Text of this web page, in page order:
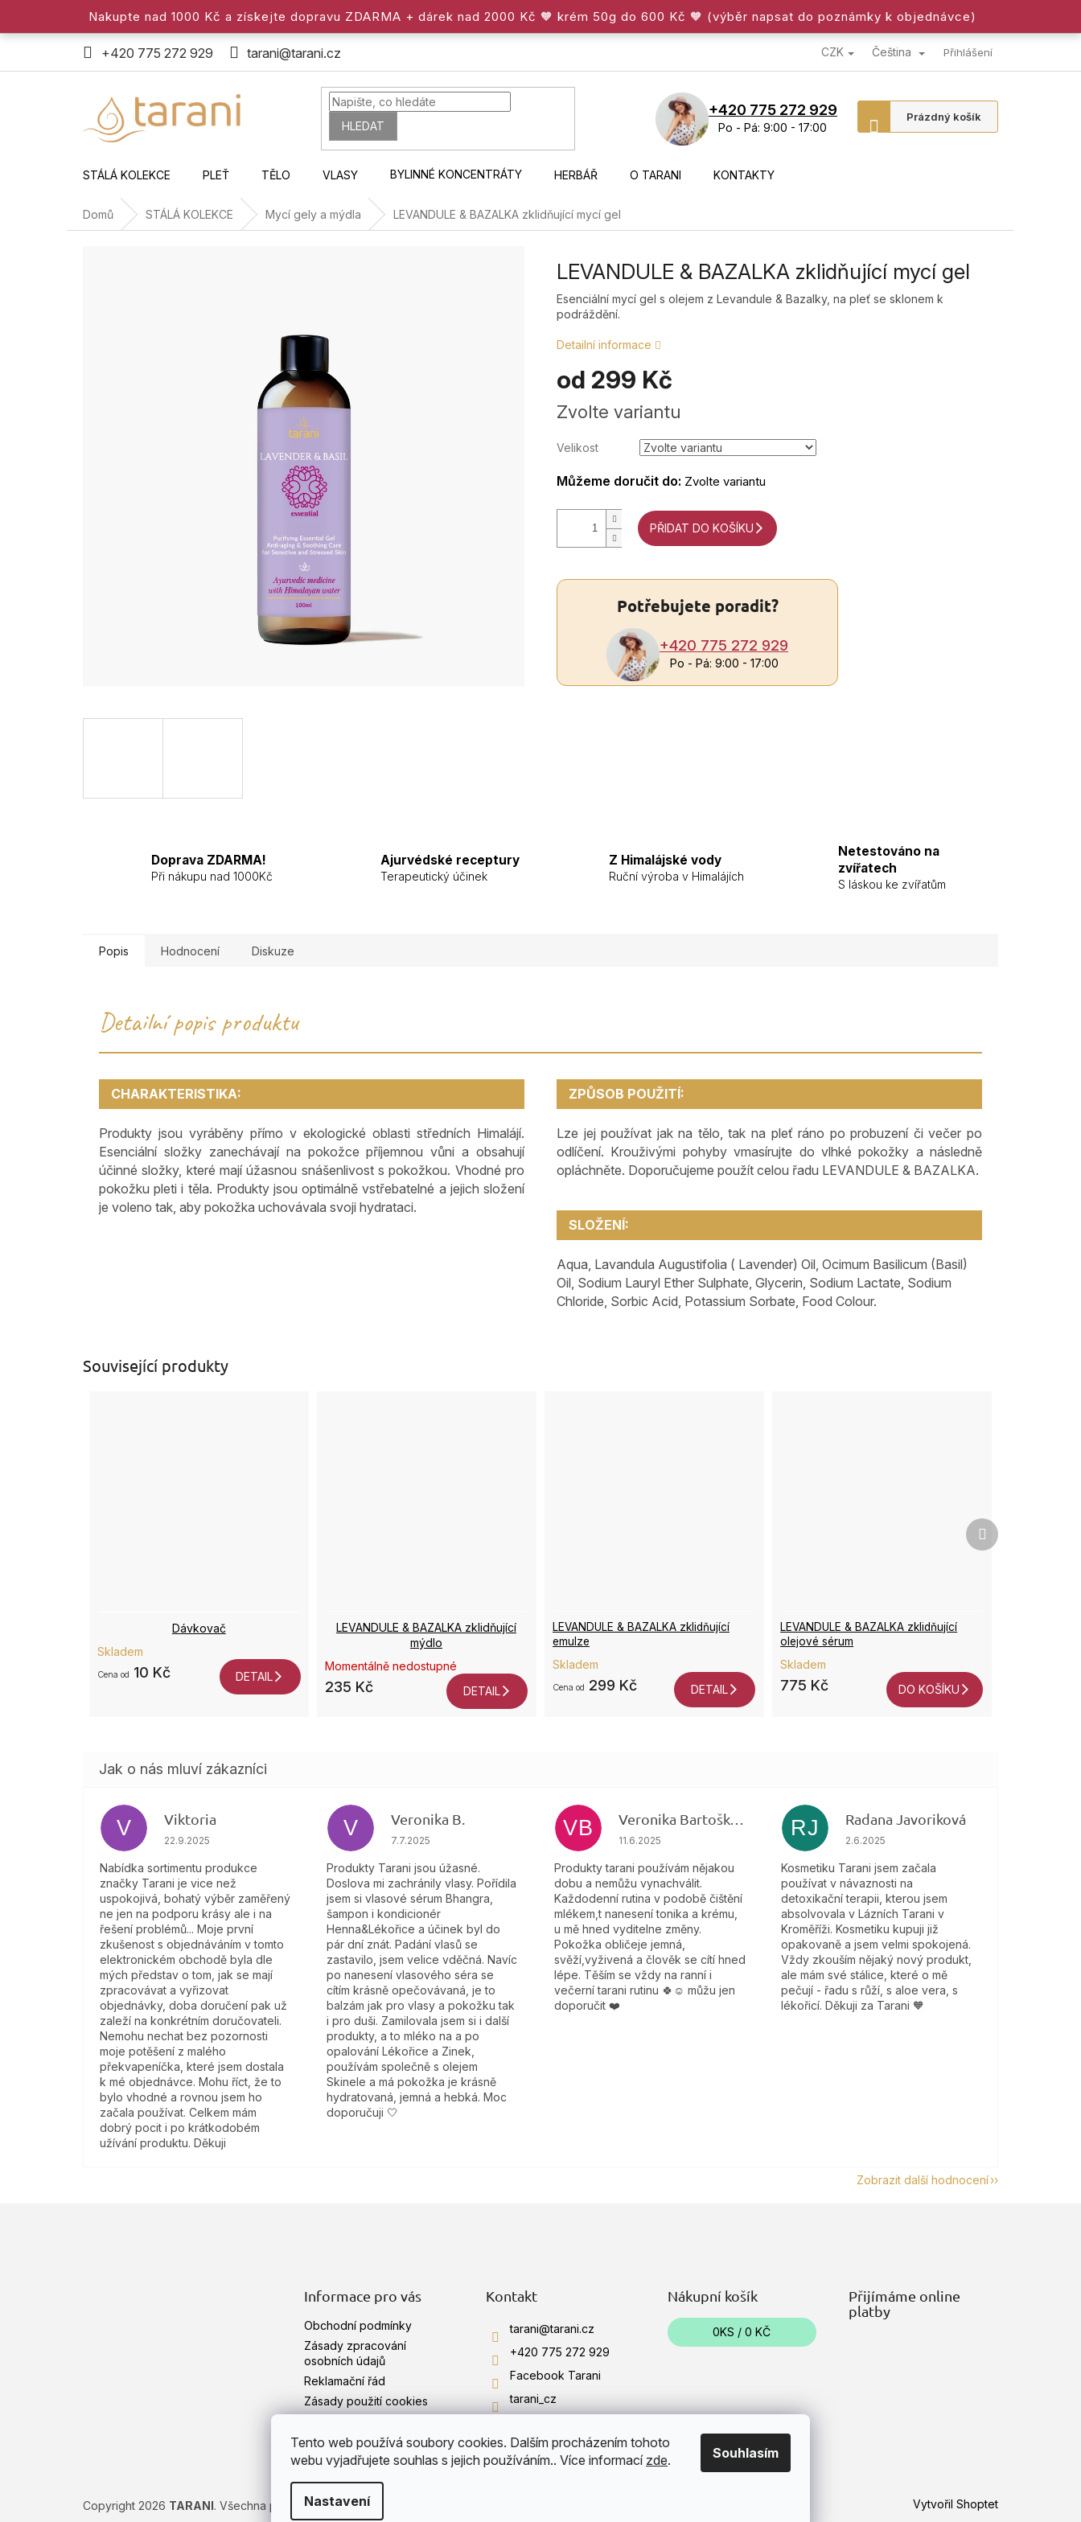
Tento web používá soubory cookies. Dalším procházením tohoto
webu vyjadřujete souhlas s jejich používáním.. Více informací zde.
Nastavení
Souhlasím
obsah
Nakupte nad 1000 Kč a získejte dopravu ZDARMA + dárek nad 2000 Kč 🧡 krém 50g do 600 Kč 🧡 (výběr napsat do poznámky k objednávce)
+420 775 272 929 tarani@tarani.cz CZK Čeština Přihlášení
HLEDAT
+420 775 272 929
Po - Pá: 9:00 - 17:00
Nákupní
košík
Prázdný košík
STÁLÁ KOLEKCE PLEŤ TĚLO VLASY BYLINNÉ KONCENTRÁTY HERBÁŘ O TARANI KONTAKTY
Domů STÁLÁ KOLEKCE Mycí gely a mýdla LEVANDULE & BAZALKA zklidňující mycí gel
LEVANDULE & BAZALKA zklidňující mycí gel
Esenciální mycí gel s olejem z Levandule & Bazalky, na pleť se sklonem k
podráždění.
Detailní informace
od 299 Kč
Měrná
cena:
Zvolte variantu
Velikost
Můžeme doručit do: Zvolte variantu
PŘIDAT DO KOŠÍKU
Potřebujete poradit?
+420 775 272 929
Po - Pá: 9:00 - 17:00
Doprava ZDARMA!
Při nákupu nad 1000Kč
Ajurvédské receptury
Terapeutický účinek
Z Himalájské vody
Ruční výroba v Himalájích
Netestováno na
zvířatech
S láskou ke zvířatům
Popis Hodnocení Diskuze
Detailní popis produktu
CHARAKTERISTIKA:
Produkty jsou vyráběny přímo v ekologické oblasti středních Himalájí.
Esenciální složky zanechávají na pokožce příjemnou vůni a obsahují
účinné složky, které mají úžasnou snášenlivost s pokožkou. Vhodné pro
pokožku pleti i těla. Produkty jsou optimálně vstřebatelné a jejich složení
je voleno tak, aby pokožka uchovávala svoji hydrataci.
ZPŮSOB POUŽITÍ:
Lze jej používat jak na tělo, tak na pleť ráno po probuzení či večer po
odlíčení. Krouživými pohyby vmasírujte do vlhké pokožky a následně
opláchněte. Doporučujeme použít celou řadu LEVANDULE & BAZALKA.
SLOŽENÍ:
Aqua, Lavandula Augustifolia ( Lavender) Oil, Ocimum Basilicum (Basil)
Oil, Sodium Lauryl Ether Sulphate, Glycerin, Sodium Lactate, Sodium
Chloride, Sorbic Acid, Potassium Sorbate, Food Colour.
Související produkty
Dávkovač
Skladem
od 10 Kč DETAIL
LEVANDULE & BAZALKA zklidňující
mýdlo
Momentálně nedostupné
235 Kč DETAIL
LEVANDULE & BAZALKA zklidňující
emulze
Skladem
od 299 Kč DETAIL
LEVANDULE & BAZALKA zklidňující
olejové sérum
Skladem
775 Kč DO KOŠÍKU
Další
produkt
V Viktoria
Hodnocení obchodu je 4 z 5 hvězdiček.
22.9.2025
Nabídka sortimentu produkce
značky Tarani je vice než
uspokojivá, bohatý výběr zaměřený
ne jen na podporu krásy ale i na
řešení problémů... Moje první
zkušenost s objednáváním v tomto
elektronickém obchodě byla dle
mých představ o tom, jak se mají
zpracovávat a vyřizovat
objednávky, doba doručení pak už
zaleží na konkrétním doručovateli.
Nemohu nechat bez pozornosti
moje potěšení z malého
překvapeníčka, které jsem dostala
k mé objednávce. Mohu říct, že to
bylo vhodné a rovnou jsem ho
začala používat. Celkem mám
dobrý pocit i po krátkodobém
užívání produktu. Děkuji
V Veronika B.
Hodnocení obchodu je 5 z 5 hvězdiček.
7.7.2025
Produkty Tarani jsou úžasné.
Doslova mi zachránily vlasy. Pořídila
jsem si vlasové sérum Bhangra,
šampon i kondicionér
Henna&Lékořice a účinek byl do
pár dní znát. Padání vlasů se
zastavilo, jsem velice vděčná. Navíc
po nanesení vlasového séra se
cítím krásně opečovávaná, je to
balzám jak pro vlasy a pokožku tak
i pro duši. Zamilovala jsem si i další
produkty, a to mléko na a po
opalování Lékořice a Zinek,
používám společně s olejem
Skinele a má pokožka je krásně
hydratovaná, jemná a hebká. Moc
doporučuji 🤍
VB Veronika Bartošková
Hodnocení obchodu je 5 z 5 hvězdiček.
11.6.2025
Produkty tarani používám nějakou
dobu a nemůžu vynachválit.
Každodenní rutina v podobě čištění
mlékem,t nanesení tonika a krému,
u mě hned vyditelne změny.
Pokožka obličeje jemná,
svěží,vyživená a člověk se cítí hned
lépe. Těším se vždy na ranní i
večerní tarani rutinu 🍀☺️ můžu jen
doporučit ❤️
RJ Radana Javoriková
Hodnocení obchodu je 5 z 5 hvězdiček.
2.6.2025
Kosmetiku Tarani jsem začala
používat v návaznosti na
detoxikační terapii, kterou jsem
absolvovala v Lázních Tarani v
Kroměříži. Kosmetiku kupuji již
opakovaně a jsem velmi spokojená.
Vždy zkouším nějaký nový produkt,
ale mám své stálice, které o mě
pečují - řadu s růží, s aloe vera, s
lékořicí. Děkuji za Tarani 🧡
Zobrazit další hodnocení
Informace pro vás
Obchodní podmínky
Zásady zpracování
osobních údajů
Reklamační řád
Zásady použití cookies
Hodnocení obchodu
Kontakt
tarani@tarani.cz
+420 775 272 929
Facebook Tarani
tarani_cz
YouTube Tarani
Nákupní košík
0KS /0 KČ
Přijímáme online
platby
Vytvořil Shoptet
Copyright 2026 TARANI. Všechna práva vyhrazena.Upravit nastavení cookies